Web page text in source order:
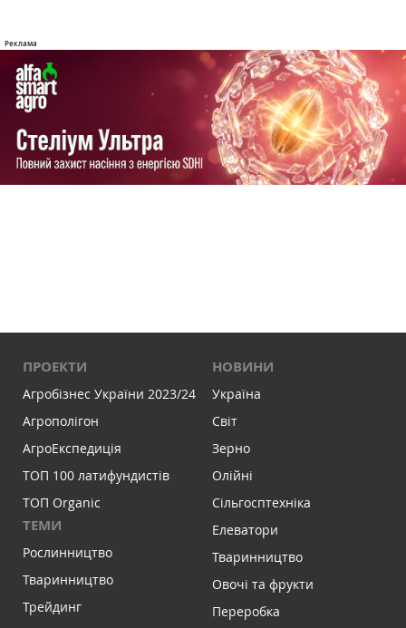
ПРОЕКТИ
Агробізнес України 2023/24
Агрополігон
АгроЕкспедиція
ТОП 100 латифундистів
ТОП Organic
ТЕМИ
Рослинництво
Тваринництво
Трейдинг
НОВИНИ
Україна
Світ
Зерно
Олійні
Сільгосптехніка
Елеватори
Тваринництво
Овочі та фрукти
Переробка